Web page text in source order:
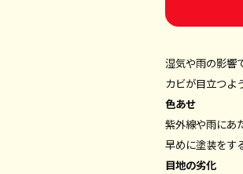
湿気や雨の影響
カビが目立つよ
色あせ
紫外線や雨にあ
早めに塗装をす
目地の劣化